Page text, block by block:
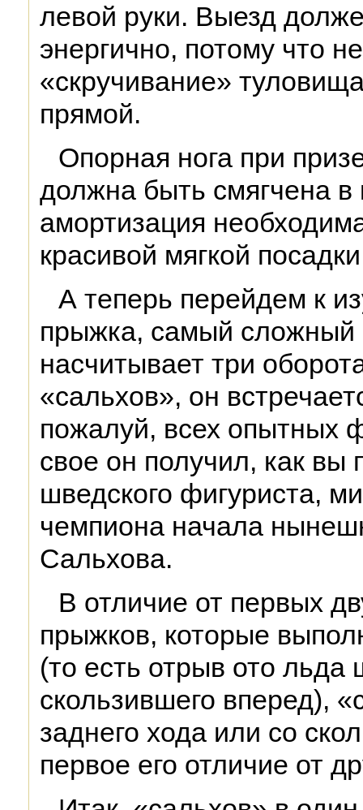
левой руки. Выезд
энергично, потому что
«скручивание»
прямой.
Опорная нога при
должна быть смягчена в
амортизация
красивой мягкой
А теперь перейдем к
прыжка, самый сложный
насчитывает три
«сальхов», он
пожалуй, всех опытных
свое он получил, как вы
шведского фигуриста,
чемпиона начала
Сальхова.
В отличие от первых
прыжков, которые
(то есть отрыв ото льда
скользившего вперед),
заднего хода или со
первое его отличие от